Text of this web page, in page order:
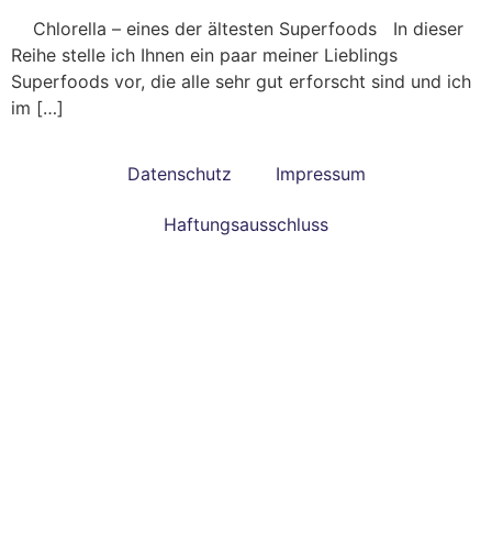
Chlorella – eines der ältesten Superfoods In dieser
Reihe stelle ich Ihnen ein paar meiner Lieblings
Superfoods vor, die alle sehr gut erforscht sind und ich
im […]
Datenschutz Impressum
Haftungsausschluss